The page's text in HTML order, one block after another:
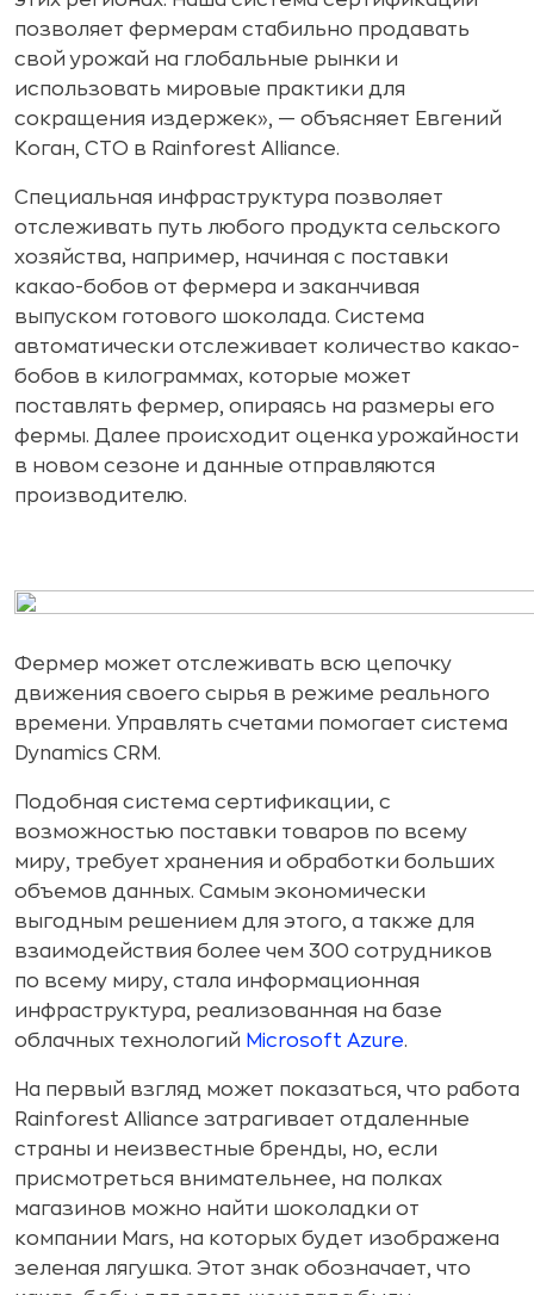
позволяет фермерам стабильно продавать
свой урожай на глобальные рынки и
использовать мировые практики для
сокращения издержек», — объясняет Евгений
Коган, CTO в Rainforest Alliance.
Специальная инфраструктура позволяет
отслеживать путь любого продукта сельского
хозяйства, например, начиная с поставки
какао-бобов от фермера и заканчивая
выпуском готового шоколада. Система
автоматически отслеживает количество какао-
бобов в килограммах, которые может
поставлять фермер, опираясь на размеры его
фермы. Далее происходит оценка урожайности
в новом сезоне и данные отправляются
производителю.
Фермер может отслеживать всю цепочку
движения своего сырья в режиме реального
времени. Управлять счетами помогает система
Dynamics CRM.
Подобная система сертификации, с
возможностью поставки товаров по всему
миру, требует хранения и обработки больших
объемов данных. Самым экономически
выгодным решением для этого, а также для
взаимодействия более чем 300 сотрудников
по всему миру, стала информационная
инфраструктура, реализованная на базе
облачных технологий Microsoft Azure.
На первый взгляд может показаться, что работа
Rainforest Alliance затрагивает отдаленные
страны и неизвестные бренды, но, если
присмотреться внимательнее, на полках
магазинов можно найти шоколадки от
компании Mars, на которых будет изображена
зеленая лягушка. Этот знак обозначает, что